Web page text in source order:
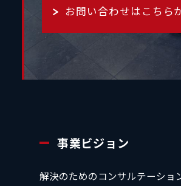
お問い合わせはこちら
事業ビジョン
解決のためのコンサルテーショ